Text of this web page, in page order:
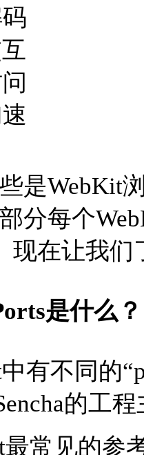
是WebKit
分每个
现在让我
是什么？
有不同的
的工
常见的参